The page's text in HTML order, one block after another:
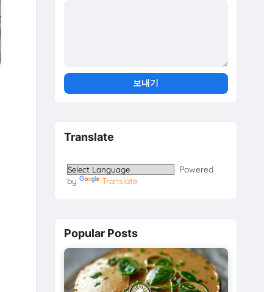
Translate
Powered
by
Translate
Popular Posts